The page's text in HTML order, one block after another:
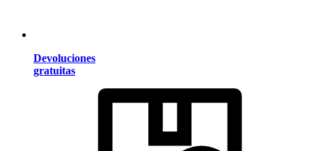
Devoluciones
gratuitas